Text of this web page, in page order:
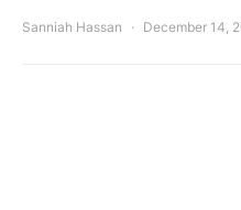
Sanniah Hassan December 14,